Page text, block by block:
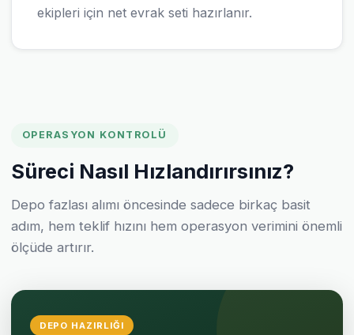
ekipleri için net evrak seti hazırlanır.
OPERASYON KONTROLÜ
Süreci Nasıl Hızlandırırsınız?
Depo fazlası alımı öncesinde sadece birkaç basit
adım, hem teklif hızını hem operasyon verimini önemli
ölçüde artırır.
DEPO HAZIRLIĞI